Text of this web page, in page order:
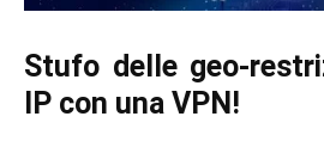
Stufo delle geo-
IP con una VPN!